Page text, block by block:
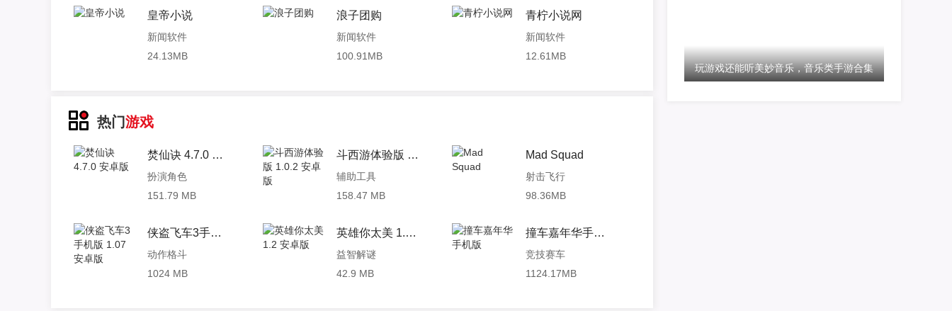
皇帝小说
新闻软件
24.13MB
浪子团购
新闻软件
100.91MB
青柠小说网
新闻软件
12.61MB
热门游戏
焚仙诀 4.7.0 安卓版
扮演角色
151.79 MB
斗西游体验版 1.0.2 安卓版
辅助工具
158.47 MB
Mad Squad
射击飞行
98.36MB
侠盗飞车3手机版 1.07 安卓版
动作格斗
1024 MB
英雄你太美 1.2 安卓版
益智解谜
42.9 MB
撞车嘉年华手机版
竞技赛车
1124.17MB
玩游戏还能听美妙音乐，音乐类手游合集